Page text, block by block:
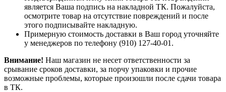
является Ваша подпись на накладной ТК. Пожалуйста,
осмотрите товар на отсутствие повреждений и после
этого подписывайте накладную.
Примерную стоимость доставки в Ваш город уточняйте
у менеджеров по телефону (910) 127-40-01 .
Внимание! Наш магазин не несет ответственности за
срывание сроков доставки, за порчу упаковки и прочие
возможные проблемы, которые произошли после сдачи товара
в ТК.